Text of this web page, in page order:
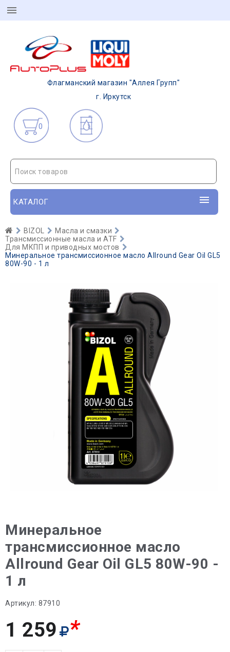
Флагманский магазин "Аллея Групп"
г. Иркутск
0
Поиск товаров
КАТАЛОГ
BIZOL
Масла и смазки
Трансмиссионные масла и ATF
Для МКПП и приводных мостов
Минеральное трансмиссионное масло Allround Gear Oil GL5
80W-90 - 1 л
Минеральное
трансмиссионное масло
Allround Gear Oil GL5 80W-90 -
1 л
Артикул: 87910
1 259 *